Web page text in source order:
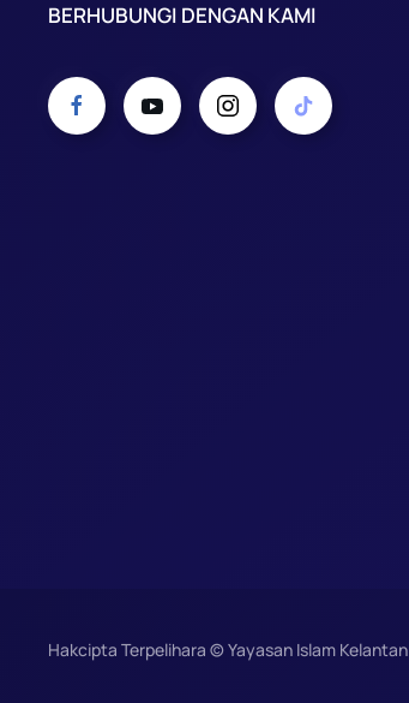
BERHUBUNGI DENGAN KAMI
Hakcipta Terpelihara © Yayasan Islam Kelantan